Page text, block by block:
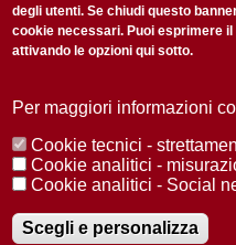
Accetto laPrivacy Policy
Redazione Copyright
© 2025 Università di Padova
Registrazione presso il Tribunale
2012
degli utenti. Se chiudi questo
cookie necessari. Puoi esprimere
attivando le opzioni qui sotto.
Per maggiori informazioni
Cookie tecnici -
Cookie analitici -
Cookie analitici - Social
Scegli e personalizza